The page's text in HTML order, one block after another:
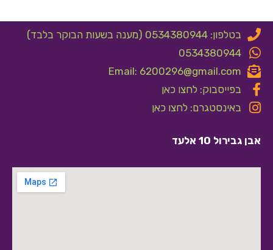
בטלפון: 0534380944 (מענה בשעות הבוקר בלבד)
0534380944
Email: 6200296@gmail.com
בפייסבוק: לחצו כאן
באינסטגרם: לחצו כאן
אבן גבירול 10 אלעד